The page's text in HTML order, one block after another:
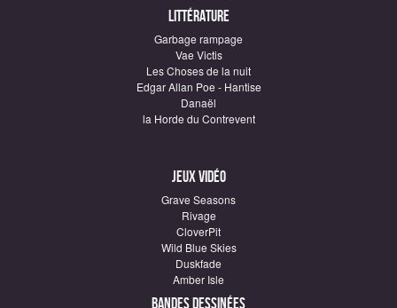
Littérature
Garbage rampage
Vae Victis
Les Choses de la nuit
Edgar Allan Poe - Hantise
Danaël
la Horde du Contrevent
Jeux vidéo
Grave Seasons
Rivage
CloverPit
Wild Blue Skies
Duskfade
Amber Isle
Bandes dessinées